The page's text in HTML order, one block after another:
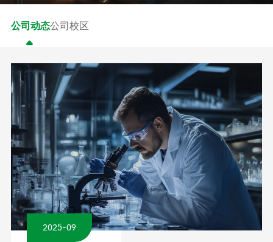
公司动态公司校区
2025-09